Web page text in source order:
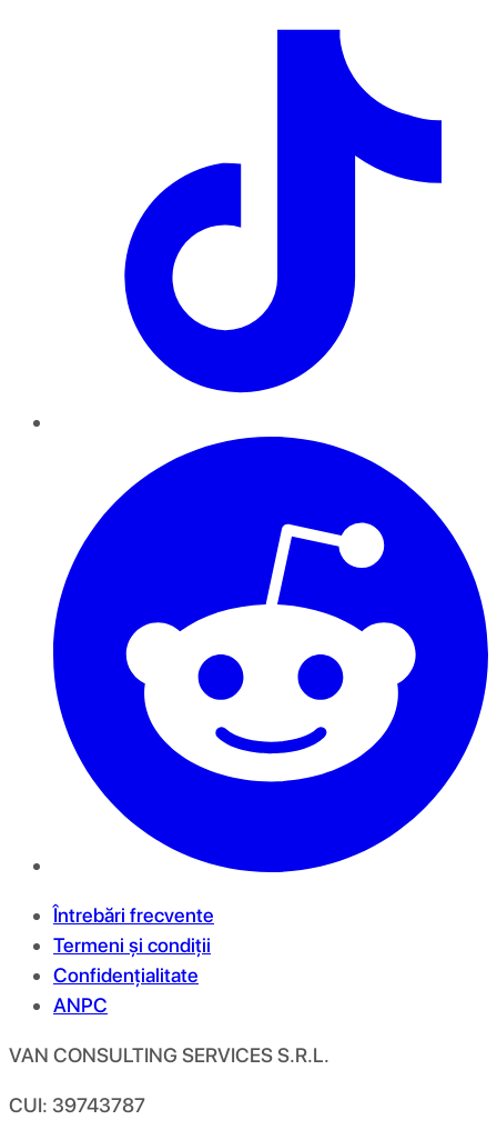
Întrebări frecvente
Termeni și condiții
Confidențialitate
ANPC
VAN CONSULTING SERVICES S.R.L.
CUI: 39743787